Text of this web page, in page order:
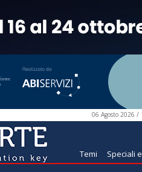
06 Agosto 2026 /
Temi Speciali